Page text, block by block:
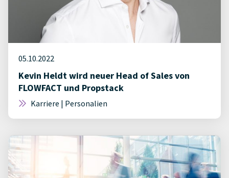
05.10.2022
Kevin Heldt wird neuer Head of Sales von
FLOWFACT und Propstack
Karriere | Personalien